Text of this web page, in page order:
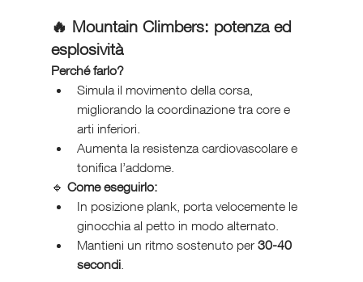
🔥 Mountain Climbers: potenza ed
esplosività
Perché farlo?
Simula il movimento della corsa,
migliorando la coordinazione tra core e
arti inferiori.
Aumenta la resistenza cardiovascolare e
tonifica l’addome.
🔹 Come eseguirlo:
In posizione plank, porta velocemente le
ginocchia al petto in modo alternato.
Mantieni un ritmo sostenuto per 30-40
secondi.